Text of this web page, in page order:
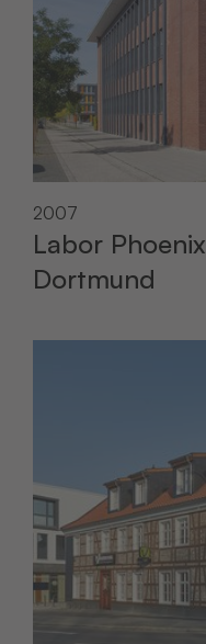
2007
Labor Phoenix
Dortmund